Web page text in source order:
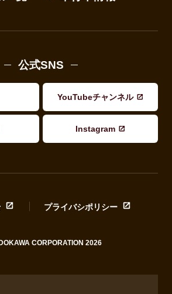
公式SNS
YouTubeチャンネル
Instagram
プライバシポリシー
CORPORATION 2026